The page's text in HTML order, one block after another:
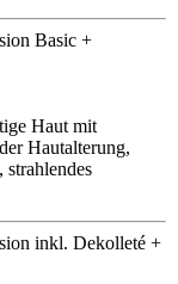
Basic +
Haut mit
Hautalterung,
strahlendes
inkl. Dekolleté +